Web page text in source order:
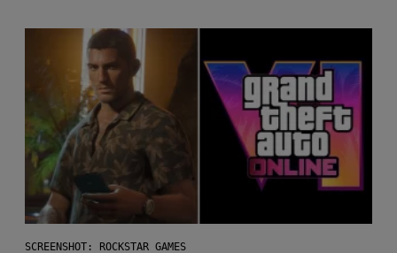
SCREENSHOT: ROCKSTAR GAMES